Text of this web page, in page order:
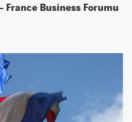
France Business Forumu